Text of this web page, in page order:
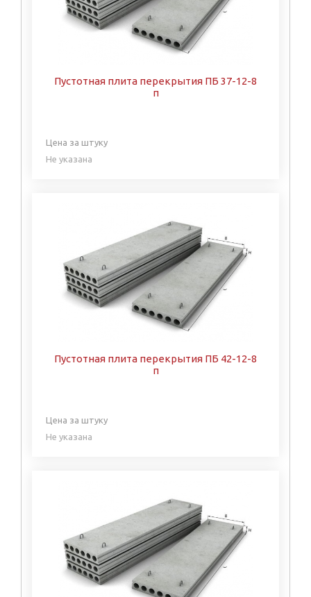
Пустотная плита перекрытия ПБ 37-12-8
п
Цена за штуку
Не указана
Пустотная плита перекрытия ПБ 42-12-8
п
Цена за штуку
Не указана